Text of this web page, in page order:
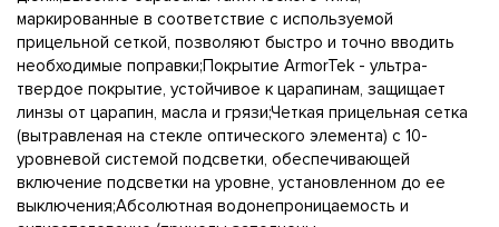
маркированные в соответствие с используемой
прицельной сеткой, позволяют быстро и точно вводить
необходимые поправки;Покрытие ArmorTek - ультра-
твердое покрытие, устойчивое к царапинам, защищает
линзы от царапин, масла и грязи;Четкая прицельная сетка
(вытравленая на стекле оптического элемента) с 10-
уровневой системой подсветки, обеспечивающей
включение подсветки на уровне, установленном до ее
выключения;Абсолютная водонепроницаемость и